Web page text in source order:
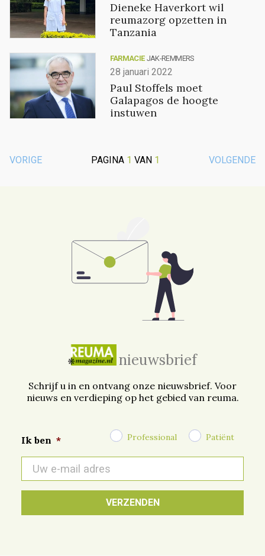
Dieneke Haverkort wil
reumazorg opzetten in
Tanzania
FARMACIE JAK-REMMERS
28 januari 2022
Paul Stoffels moet
Galapagos de hoogte
instuwen
VORIGE PAGINA 1 VAN 1 VOLGENDE
nieuwsbrief
Schrijf u in en ontvang onze nieuwsbrief. Voor
nieuws en verdieping op het gebied van reuma.
Ik ben * Professional Patiënt
mail
*